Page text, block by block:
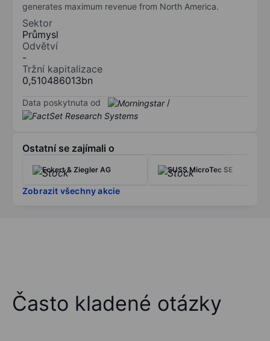
generates maximum revenue from North America.
Sektor
Průmysl
Odvětví
-
Tržní kapitalizace
0,510486013bn
Data poskytnuta od /
Ostatní se zajímali o
Eckert & Ziegler AG SUSS MicroTec SE
Zobrazit všechny akcie
Často kladené otázky